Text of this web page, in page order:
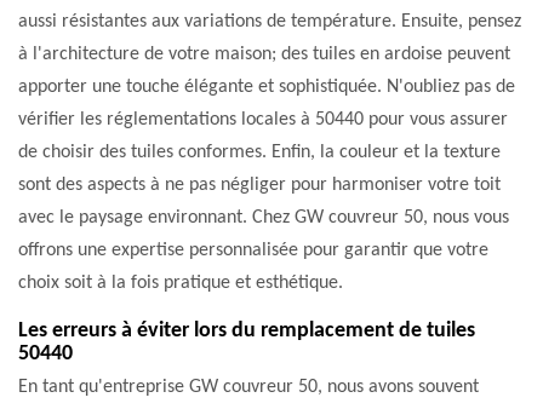
aussi résistantes aux variations de température. Ensuite, pensez
à l'architecture de votre maison; des tuiles en ardoise peuvent
apporter une touche élégante et sophistiquée. N'oubliez pas de
vérifier les réglementations locales à 50440 pour vous assurer
de choisir des tuiles conformes. Enfin, la couleur et la texture
sont des aspects à ne pas négliger pour harmoniser votre toit
avec le paysage environnant. Chez GW couvreur 50, nous vous
offrons une expertise personnalisée pour garantir que votre
choix soit à la fois pratique et esthétique.
Les erreurs à éviter lors du remplacement de tuiles
50440
En tant qu'entreprise GW couvreur 50, nous avons souvent